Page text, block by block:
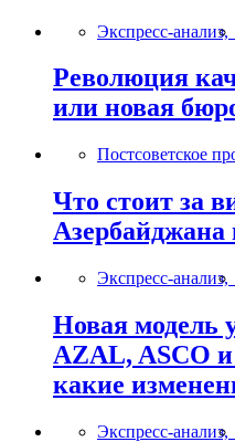
Экспресс-анализ,
Революция
или новая
Постсоветское
Что стоит за
Азербайджана
Экспресс-анализ,
Новая модель
AZAL, ASCO
какие
Экспресс-анализ,